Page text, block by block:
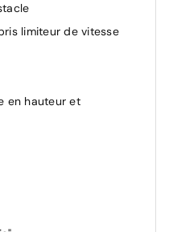
limiteur de vitesse
en hauteur et
les pare-soleil
veille avec